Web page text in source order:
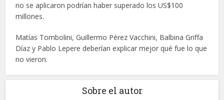
no se aplicaron podrían haber superado los US$100
millones.
Matías Tombolini, Guillermo Pérez Vacchini, Balbina Griffa
Díaz y Pablo Lepere deberían explicar mejor qué fue lo que
no vieron.
Sobre el autor